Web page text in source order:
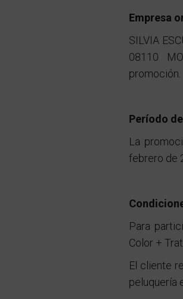
Empresa
SILVIA
08110
promoción.
Período
La
febrero de
Para
Color +
El cliente
peluquería